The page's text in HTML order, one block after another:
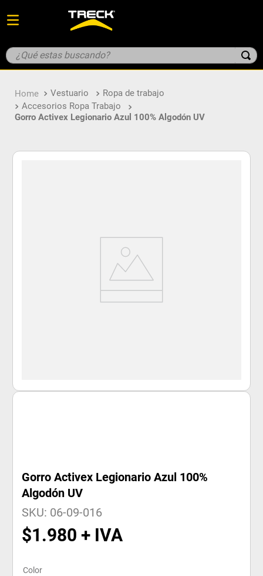
Vestuario
Ropa de trabajo
Accesorios Ropa Trabajo
Gorro Activex Legionario Azul 100% Algodón UV
Gorro Activex Legionario Azul 100%
Algodón UV
SKU: 06-09-016
$1.980
Color